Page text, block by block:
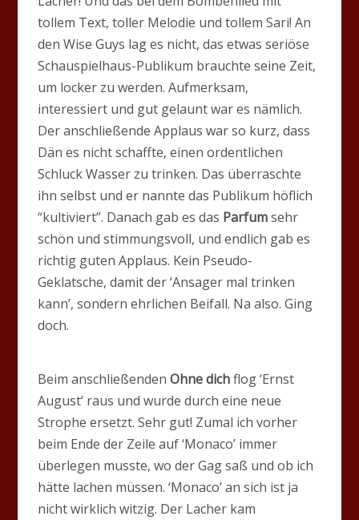
tollem Text, toller Melodie und tollem Sari! An
den Wise Guys lag es nicht, das etwas seriöse
Schauspielhaus-Publikum brauchte seine Zeit,
um locker zu werden. Aufmerksam,
interessiert und gut gelaunt war es nämlich.
Der anschließende Applaus war so kurz, dass
Dän es nicht schaffte, einen ordentlichen
Schluck Wasser zu trinken. Das überraschte
ihn selbst und er nannte das Publikum höflich
“kultiviert”. Danach gab es das Parfumsehr
schön und stimmungsvoll, und endlich gab es
richtig guten Applaus. Kein Pseudo-
Geklatsche, damit der ‘Ansager mal trinken
kann’, sondern ehrlichen Beifall. Na also. Ging
doch.
Beim anschließendenOhne dichflog ‘Ernst
August‘ raus und wurde durch eine neue
Strophe ersetzt. Sehr gut! Zumal ich vorher
beim Ende der Zeile auf ‘Monaco’ immer
überlegen musste, wo der Gag saß und ob ich
hätte lachen müssen. ‘Monaco’ an sich ist ja
nicht wirklich witzig. Der Lacher kam